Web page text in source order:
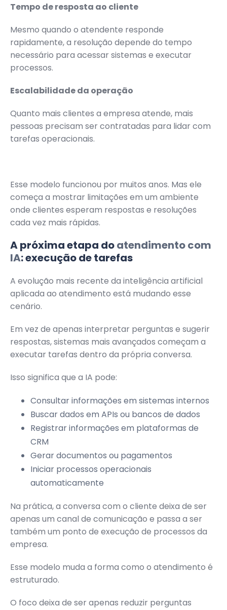
Tempo de resposta ao cliente
Mesmo quando o atendente responde
rapidamente, a resolução depende do tempo
necessário para acessar sistemas e executar
processos.
Escalabilidade da operação
Quanto mais clientes a empresa atende, mais
pessoas precisam ser contratadas para lidar com
tarefas operacionais.
Esse modelo funcionou por muitos anos. Mas ele
começa a mostrar limitações em um ambiente
onde clientes esperam respostas e resoluções
cada vez mais rápidas.
A próxima etapa doatendimento com
IA: execução de tarefas
A evolução mais recente da inteligência artificial
aplicada ao atendimento está mudando esse
cenário.
Em vez de apenas interpretar perguntas e sugerir
respostas, sistemas mais avançados começam a
executar tarefas dentro da própria conversa.
Isso significa que a IA pode:
Consultar informações em sistemas internos
Buscar dados em APIs ou bancos de dados
Registrar informações em plataformas de
CRM
Gerar documentos ou pagamentos
Iniciar processos operacionais
automaticamente
Na prática, a conversa com o cliente deixa de ser
apenas um canal de comunicação e passa a ser
também um ponto de execução de processos da
empresa.
Esse modelo muda a forma como o atendimento é
estruturado.
O foco deixa de ser apenas reduzir perguntas